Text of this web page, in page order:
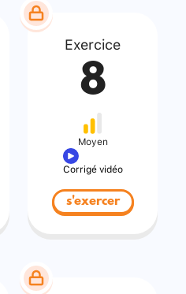
Exercice
8
Moyen
Corrigé vidéo
s'exercer